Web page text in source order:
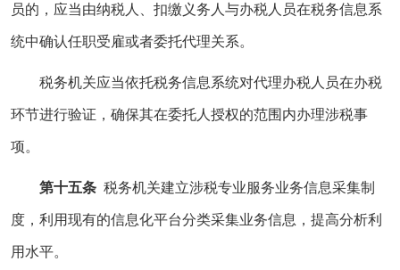
员的，应当由纳税人、扣缴义务人与办税人员在税务信息系
统中确认任职受雇或者委托代理关系。
税务机关应当依托税务信息系统对代理办税人员在办税
环节进行验证，确保其在委托人授权的范围内办理涉税事
项。
第十五条 税务机关建立涉税专业服务业务信息采集制
度，利用现有的信息化平台分类采集业务信息，提高分析利
用水平。